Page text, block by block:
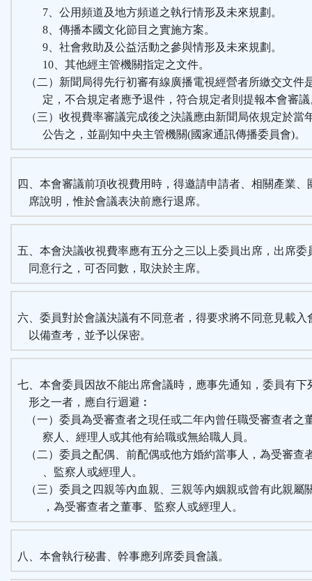
7、公用頻道及地方頻道之執行情形及未來規劃。
8、傳播本國文化節目之實施方案。
9、社會救助及公益活動之參與情形及未來規劃。
10、其他經主管機關指定之文件。
（二）新聞局得先行初審有線廣播電視經營者所繳交文件
定，不合規定者應予退件，符合規定者則提報本會審議
（三）收視費率審議完成後之決議應由新聞局依規定於當
公告之，並副知中央主管機關(國家通訊傳播委員會)。
四、本會審議前項收視費用時，得邀請申請者、相關產業、
席說明，惟於會議表決前應行退席。
五、本會決議收視費率應有五分之三以上委員出席，出席委
同意行之，可否同數，取決於主席。
六、委員對於會議決議有不同意者，得要求將不同意見載入
以備查考，並予以保密。
七、本會委員因故不能出席會議時，應事先通知，委員有下
形之一者，應自行迴避︰
（一）委員為受審查者之現任或二年內曾任職受審查者之
察人、經理人或其他有給職或無給職人員。
（二）委員之配偶、前配偶或他方婚約當事人，為受審查
、監察人或經理人。
（三）委員之四親等內血親、三親等內姻親或曾有此親屬
，為受審查者之董事、監察人或經理人。
八、本會執行秘書、幹事應列席委員會議。